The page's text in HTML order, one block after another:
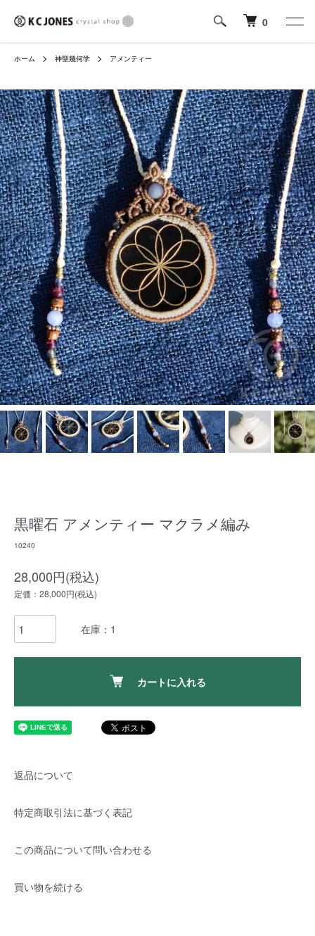
0
ホーム 神聖幾何学 アメンティー
黒曜石 アメンティー マクラメ編み
10240
28,000円(税込)
定価：28,000円(税込)
在庫：1
カートに入れる
返品について
特定商取引法に基づく表記
この商品について問い合わせる
買い物を続ける